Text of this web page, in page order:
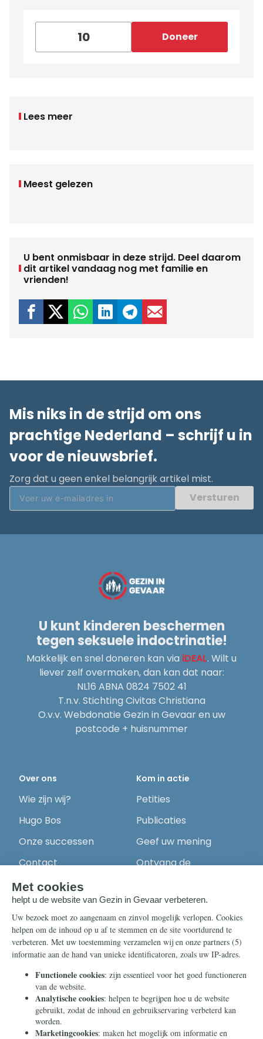
Doneer
Lees meer
Meest gelezen
U bent onmisbaar in deze strijd. Deel daarom
dit artikel vandaag nog met familie en
vrienden!
Mis niks in de strijd om ons
prachtige Nederland – schrijf u in
voor de nieuwsbrief.
Zorg dat u geen enkel belangrijk artikel mist.
Versturen
U kunt kinderen beschermen
tegen seksuele indoctrinatie!
Makkelijk en snel doneren kan via iDEAL. Wilt u
liever zelf overmaken, dan kan dat naar:
NL16 ABNA 0824 7502 41
T.n.v. Stichting Civitas Christiana
O.v.v. Webdonatie Gezin in Gevaar en uw
postcode + huisnummer
Over ons
Wie zijn wij?
Hugo Bos
Onze successen
Contact
Kom in actie
Petities
Publicaties
Geef uw mening
Ontvang de
Steun ons
Nieuwsbrief
Eenmalig
Maandelijks
Periodiek
Nalaten
Info
Contact
Ontvang onze
Telegram-berichten